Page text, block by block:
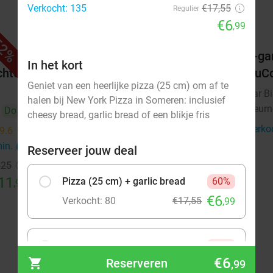
Do
9.6 star
directions_car
,99
voor Godfried de Vocht De Echte
Bakker
Vandaag Morgen Ma Di Wo
Do
Geldrop
Verkocht: 915 Regulier €25
€11,99
3-
Bar
Verkocht: 135
Regulier €17,55
€6,99
In het kort
Geniet van een heerlijke pizza (25 cm) om af te
halen bij New York Pizza in Someren: inclusief
cheesy bread, garlic bread of een blikje fris
Reserveer jouw deal
Pizza (25 cm) + garlic bread
60%
Verkocht: 80
€17,55 €6,99
Pizza (25 cm) + cheesy bread
60%
Verkocht: 37
€6,99
Reserveren €6,99